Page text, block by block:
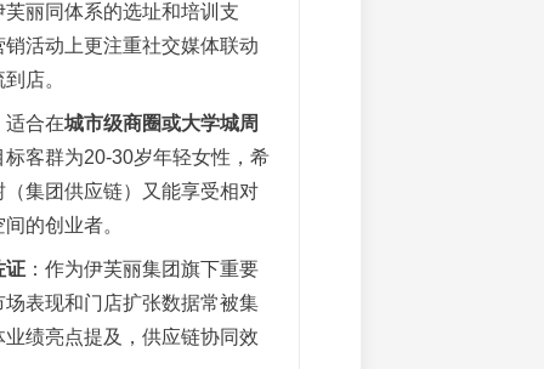
丽同体系的选址和培训支
活动上更注重社交媒体联动
店。
适合在城市级商圈或大学城周
标客群为20-30岁年轻女性，希
（集团供应链）又能享受相对
的创业者。
证：作为伊芙丽集团旗下重要
场表现和门店扩张数据常被集
绩亮点提及，供应链协同效